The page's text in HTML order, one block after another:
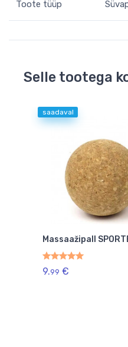
Toote tüüp
Selle tootega
saadaval
Massaažipall
9.99 €